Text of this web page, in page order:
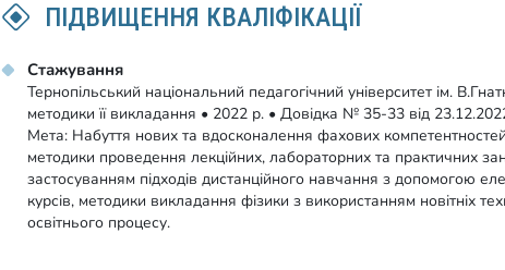
ПІДВИЩЕННЯ КВАЛІФІКАЦІЇ
Стажування
Тернопільський національний педагогічний університет ім.
методики її викладання • 2022 р. • Довідка № 35-33 від
Мета: Набуття нових та вдосконалення фахових
методики проведення лекційних, лабораторних та практичних
застосуванням підходів дистанційного навчання з допомогою
курсів, методики викладання фізики з використанням новітніх
освітнього процесу.